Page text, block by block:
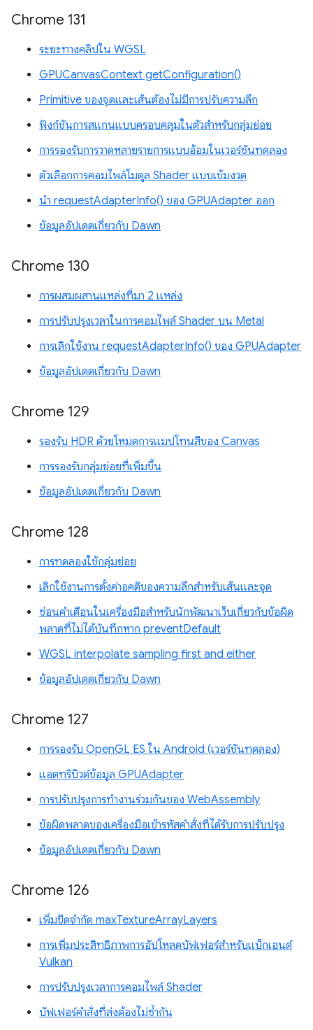
Chrome 131
ระยะทางคลิปใน WGSL
GPUCanvasContext getConfiguration()
Primitive ของจุดและเส้นต้องไม่มีการปรับความลึก
ฟังก์ชันการสแกนแบบครอบคลุมในตัวสำหรับกลุ่มย่อย
การรองรับการวาดหลายรายการแบบอ้อมในเวอร์ชันทดลอง
ตัวเลือกการคอมไพล์โมดูล Shader แบบเข้มงวด
นำ requestAdapterInfo() ของ GPUAdapter ออก
ข้อมูลอัปเดตเกี่ยวกับ Dawn
Chrome 130
การผสมผสานแหล่งที่มา 2 แหล่ง
การปรับปรุงเวลาในการคอมไพล์ Shader บน Metal
การเลิกใช้งาน requestAdapterInfo() ของ GPUAdapter
ข้อมูลอัปเดตเกี่ยวกับ Dawn
Chrome 129
รองรับ HDR ด้วยโหมดการแมปโทนสีของ Canvas
การรองรับกลุ่มย่อยที่เพิ่มขึ้น
ข้อมูลอัปเดตเกี่ยวกับ Dawn
Chrome 128
การทดลองใช้กลุ่มย่อย
เลิกใช้งานการตั้งค่าอคติของความลึกสำหรับเส้นและจุด
ซ่อนคำเตือนในเครื่องมือสำหรับนักพัฒนาเว็บเกี่ยวกับข้อผิด
พลาดที่ไม่ได้บันทึกหาก preventDefault
WGSL interpolate sampling first and either
ข้อมูลอัปเดตเกี่ยวกับ Dawn
Chrome 127
การรองรับ OpenGL ES ใน Android (เวอร์ชันทดลอง)
แอตทริบิวต์ข้อมูล GPUAdapter
การปรับปรุงการทำงานร่วมกันของ WebAssembly
ข้อผิดพลาดของเครื่องมือเข้ารหัสคำสั่งที่ได้รับการปรับปรุง
ข้อมูลอัปเดตเกี่ยวกับ Dawn
Chrome 126
เพิ่มขีดจำกัด maxTextureArrayLayers
การเพิ่มประสิทธิภาพการอัปโหลดบัฟเฟอร์สำหรับแบ็กเอนด์
Vulkan
การปรับปรุงเวลาการคอมไพล์ Shader
บัฟเฟอร์คำสั่งที่ส่งต้องไม่ซ้ำกัน